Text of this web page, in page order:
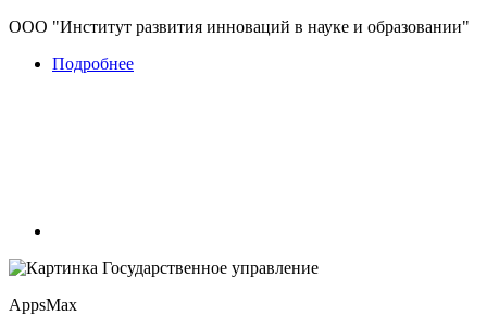
ООО "Институт развития инноваций в науке и образовании"
Подробнее
Государственное управление
AppsMax